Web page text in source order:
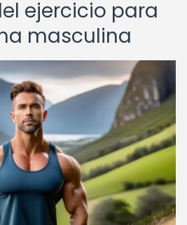
ejercicio para
masculina